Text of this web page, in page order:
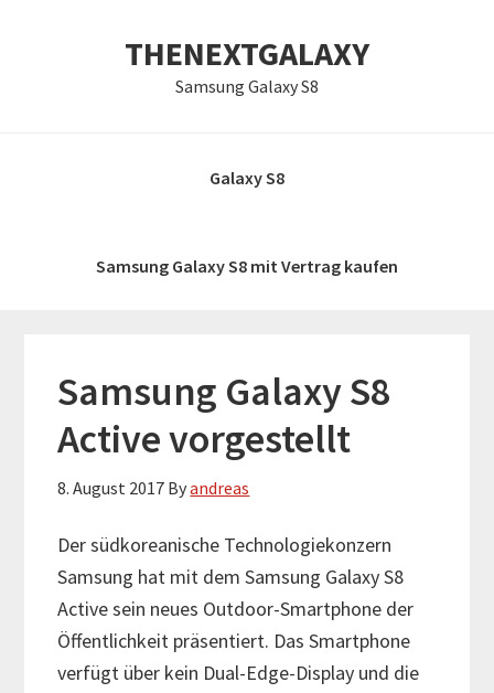
HauptnavigationTHENEXTGALAXY
Samsung Galaxy S8
Galaxy S8
Samsung Galaxy S8 mit Vertrag kaufen
Samsung Galaxy S8
Active vorgestellt
8. August 2017 Byandreas
Der südkoreanische Technologiekonzern
Samsung hat mit dem Samsung Galaxy S8
Active sein neues Outdoor-Smartphone der
Öffentlichkeit präsentiert. Das Smartphone
verfügt über kein Dual-Edge-Display und die